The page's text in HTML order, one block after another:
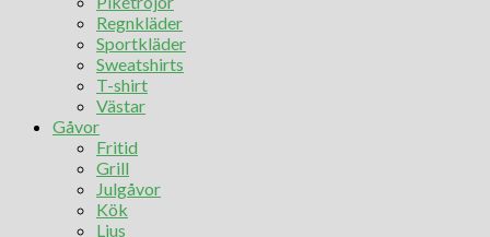
Regnkläder
Sportkläder
Sweatshirts
T-shirt
Västar
Gåvor
Fritid
Grill
Julgåvor
Kök
Ljus